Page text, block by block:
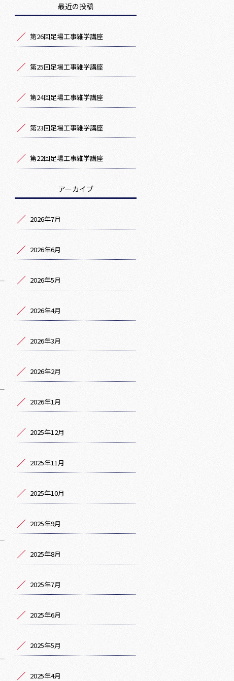
最近の投稿
第26回足場工事雑学講座
第25回足場工事雑学講座
第24回足場工事雑学講座
第23回足場工事雑学講座
第22回足場工事雑学講座
アーカイブ
2026年7月
2026年6月
2026年5月
2026年4月
2026年3月
2026年2月
2026年1月
2025年12月
2025年11月
2025年10月
2025年9月
2025年8月
2025年7月
2025年6月
2025年5月
2025年4月